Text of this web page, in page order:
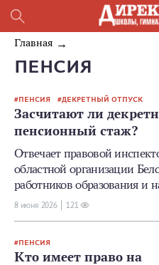
Главная
ПЕНСИЯ
ПЕНСИЯ ДЕКРЕТНЫЙ ОТПУСК
Засчитают ли
пенсионный стаж?
Отвечает правовой
областной организации
работников образования и
8 июня 2026 121
ПЕНСИЯ
Кто имеет право на